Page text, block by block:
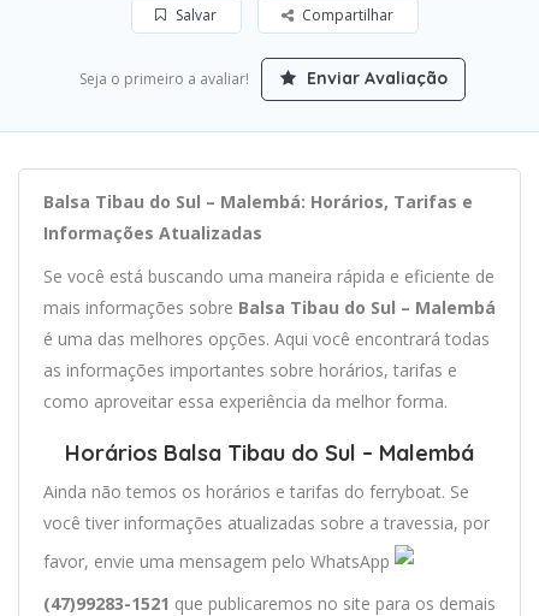
Salvar Compartilhar
Seja o primeiro a avaliar! Enviar Avaliação
Balsa Tibau do Sul – Malembá: Horários, Tarifas e
Informações Atualizadas
Se você está buscando uma maneira rápida e eficiente de
mais informações sobre Balsa Tibau do Sul – Malembá
é uma das melhores opções. Aqui você encontrará todas
as informações importantes sobre horários, tarifas e
como aproveitar essa experiência da melhor forma.
Horários Balsa Tibau do Sul – Malembá
Ainda não temos os horários e tarifas do ferryboat. Se
você tiver informações atualizadas sobre a travessia, por
favor, envie uma mensagem pelo WhatsApp
(47)99283-1521 que publicaremos no site para os demais